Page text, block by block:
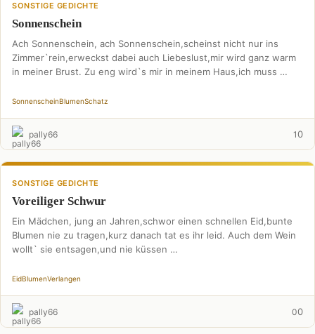
SONSTIGE GEDICHTE
Sonnenschein
Ach Sonnenschein, ach Sonnenschein,scheinst nicht nur ins
Zimmer`rein,erweckst dabei auch Liebeslust,mir wird ganz warm
in meiner Brust. Zu eng wird`s mir in meinem Haus,ich muss …
SonnenscheinBlumenSchatz
pally66 10
SONSTIGE GEDICHTE
Voreiliger Schwur
Ein Mädchen, jung an Jahren,schwor einen schnellen Eid,bunte
Blumen nie zu tragen,kurz danach tat es ihr leid. Auch dem Wein
wollt` sie entsagen,und nie küssen …
EidBlumenVerlangen
pally66 00